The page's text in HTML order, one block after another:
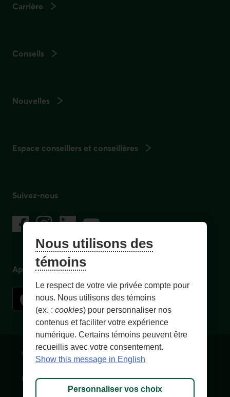
Carrière
Conseils
Nouvelles
Espace conseillers et conseillères
Suivez-nous
Facebook
– Lien externe au site. Cet hyperlien s'ouvrira dans une
Instagram
– Lien externe au site. Cet hyperlien s'ouvrira dans
LinkedIn
– Lien externe au site. Cet hyperlien
YouTube
– Lien externe au site. Cet hyperlien
Application mobile
Conditions d'utilisation et notes légales
Personnaliser les témoins Accessibilité Plan du site
Nous utilisons des
témoins
Le respect de votre vie privée compte pour
nous. Nous utilisons des témoins
(ex. : cookies) pour personnaliser nos
contenus et faciliter votre expérience
numérique. Certains témoins peuvent être
recueillis avec votre consentement.
Show this message in English
Personnaliser vos choix